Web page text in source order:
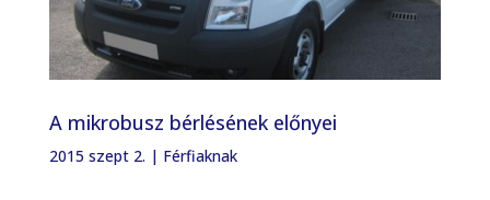
A mikrobusz bérlésének előnyei
2015 szept 2. | Férfiaknak